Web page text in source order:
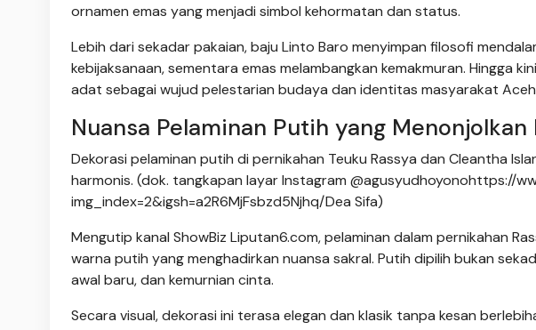
ornamen emas yang menjadi simbol kehormatan dan status.
Lebih dari sekadar pakaian, baju Linto Baro menyimpan filosofi
kebijaksanaan, sementara emas melambangkan kemakmuran. Hingga
adat sebagai wujud pelestarian budaya dan identitas masyarakat
Nuansa Pelaminan Putih yang Menonjolkan
Dekorasi pelaminan putih di pernikahan Teuku Rassya dan Cleantha
harmonis. (dok. tangkapan layar Instagram @agusyudhoyonohttps://
img_index=2&igsh=a2R6MjFsbzd5Njhq/Dea Sifa)
Mengutip kanal ShowBiz Liputan6.com, pelaminan dalam pernikahan
warna putih yang menghadirkan nuansa sakral. Putih dipilih bukan
awal baru, dan kemurnian cinta.
Secara visual, dekorasi ini terasa elegan dan klasik tanpa kesan